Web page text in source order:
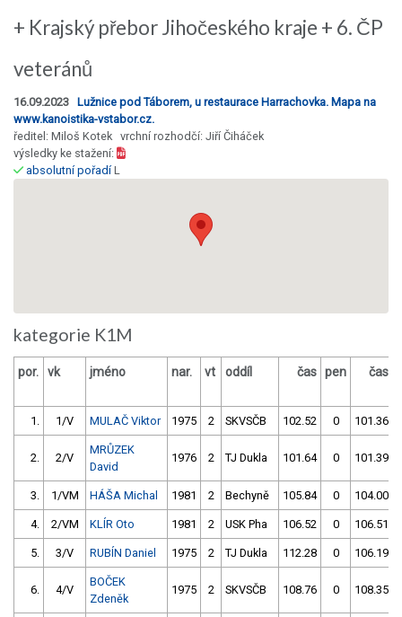
+ Krajský přebor Jihočeského kraje + 6. ČP
veteránů
16.09.2023 Lužnice pod Táborem, u restaurace Harrachovka. Mapa na
www.kanoistika-vstabor.cz.
ředitel: Miloš Kotek vrchní rozhodčí: Jiří Čiháček
výsledky ke stažení:
absolutní pořadíL
kategorie K1M
por. vk jméno nar. vt oddíl čas pen čas
1. 1/V MULAČ Viktor 1975 2 SKVSČB 102.52 0 101.36
2. 2/V
MRŮZEK
David
1976 2 TJ Dukla 101.64 0 101.39
3. 1/VM HÁŠA Michal 1981 2 Bechyně 105.84 0 104.00
4. 2/VM KLÍR Oto 1981 2 USK Pha 106.52 0 106.51
5. 3/V RUBÍN Daniel 1975 2 TJ Dukla 112.28 0 106.19
6. 4/V
BOČEK
Zdeněk
1975 2 SKVSČB 108.76 0 108.35